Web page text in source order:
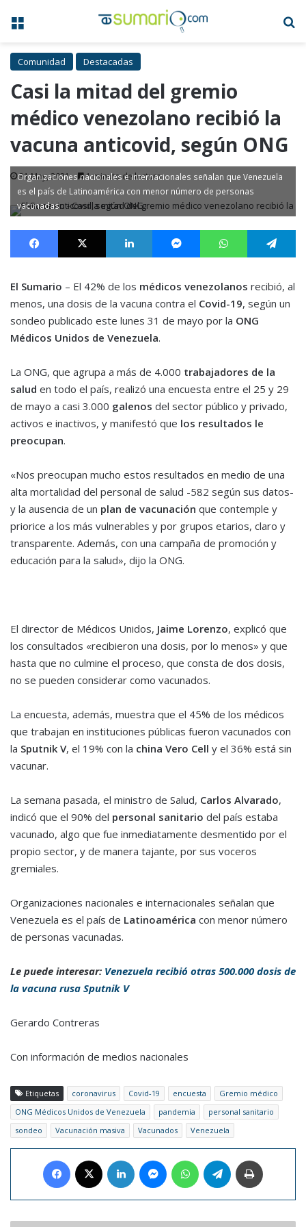
Menú
Comunidad Destacadas
Casi la mitad del gremio
médico venezolano recibió la
vacuna anticovid, según ONG
31 May, 2021 1 minuto de lectura
Organizaciones nacionales e internacionales señalan que Venezuela
es el país de Latinoamérica con menor número de personas
vacunadas
Facebook X LinkedIn MessengerWhatsApp
El Sumario – El 42% de los médicos venezolanos recibió, al
menos, una dosis de la vacuna contra el Covid-19, según un
sondeo publicado este lunes 31 de mayo por la ONG
Médicos Unidos de Venezuela.
La ONG, que agrupa a más de 4.000 trabajadores de la
salud en todo el país, realizó una encuesta entre el 25 y 29
de mayo a casi 3.000 galenos del sector público y privado,
activos e inactivos, y manifestó que los resultados le
preocupan.
«Nos preocupan mucho estos resultados en medio de una
alta mortalidad del personal de salud -582 según sus datos-
y la ausencia de un plan de vacunación que contemple y
priorice a los más vulnerables y por grupos etarios, claro y
transparente. Además, con una campaña de promoción y
educación para la salud», dijo la ONG.
El director de Médicos Unidos, Jaime Lorenzo, explicó que
los consultados «recibieron una dosis, por lo menos» y que
hasta que no culmine el proceso, que consta de dos dosis,
no se pueden considerar como vacunados.
La encuesta, además, muestra que el 45% de los médicos
que trabajan en instituciones públicas fueron vacunados con
la Sputnik V, el 19% con la china Vero Cell y el 36% está sin
vacunar.
La semana pasada, el ministro de Salud, Carlos Alvarado,
indicó que el 90% del personal sanitario del país estaba
vacunado, algo que fue inmediatamente desmentido por el
propio sector, y de manera tajante, por sus voceros
gremiales.
Organizaciones nacionales e internacionales señalan que
Venezuela es el país de Latinoamérica con menor número
de personas vacunadas.
Le puede interesar: Venezuela recibió otras 500.000 dosis de
la vacuna rusa Sputnik V
Gerardo Contreras
Con información de medios nacionales
Etiquetas coronavirus Covid-19 encuesta
Gremio médico
ONG Médicos Unidos de Venezuela
pandemia
personal sanitario
sondeo
Vacunación masiva Vacunados Venezuela
Facebook LinkedIn MessengerWhatsAppTelegram